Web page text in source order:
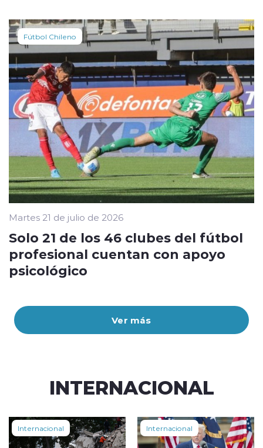
Ver más
Fútbol Chileno
Martes 21 de julio de 2026
Solo 21 de los 46 clubes del fútbol
profesional cuentan con apoyo
psicológico
INTERNACIONAL
Internacional Internacional